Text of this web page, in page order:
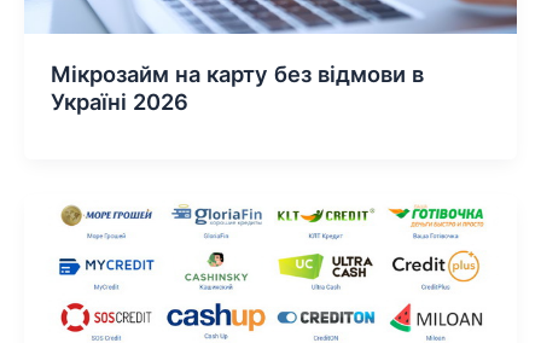
Мікрозайм на карту без відмови в
Україні 2026